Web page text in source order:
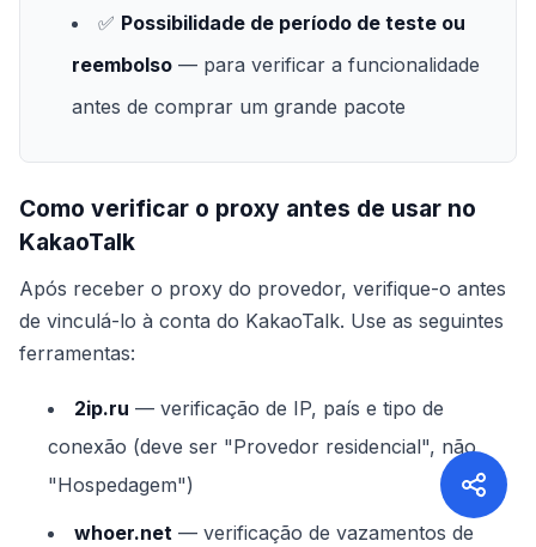
✅ Possibilidade de período de teste ou
reembolso — para verificar a funcionalidade
antes de comprar um grande pacote
Como verificar o proxy antes de usar no
KakaoTalk
Após receber o proxy do provedor, verifique-o antes
de vinculá-lo à conta do KakaoTalk. Use as seguintes
ferramentas:
2ip.ru — verificação de IP, país e tipo de
conexão (deve ser "Provedor residencial", não
"Hospedagem")
whoer.net — verificação de vazamentos de